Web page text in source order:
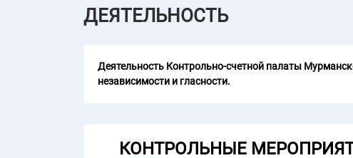
ДЕЯТЕЛЬНОСТЬ
Деятельность Контрольно-счетной палаты
независимости и гласности.
КОНТРОЛЬНЫЕ